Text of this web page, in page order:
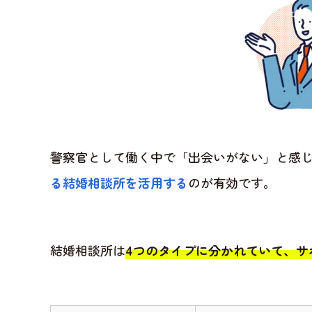
警察官として働く中で「出会いがない」と感
る結婚相談所を活用する のが有効です。
結婚相談所は4つのタイプに分かれていて、